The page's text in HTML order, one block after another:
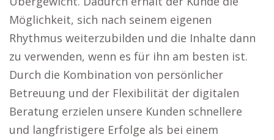
Möglichkeit, sich nach seinem eigenen
Rhythmus weiterzubilden und die Inhalte dann
zu verwenden, wenn es für ihn am besten ist.
Durch die Kombination von persönlicher
Betreuung und der Flexibilität der digitalen
Beratung erzielen unsere Kunden schnellere
und langfristigere Erfolge als bei einem